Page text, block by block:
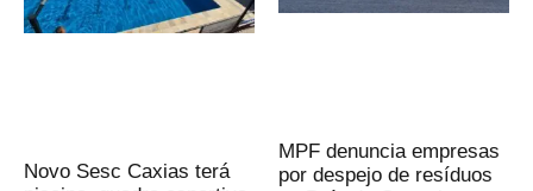
Novo Sesc Caxias terá
MPF denuncia empresas
por despejo de resíduos